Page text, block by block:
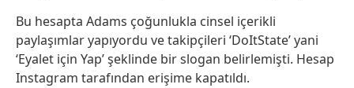
Bu hesapta Adams çoğunlukla cinsel içerikli
paylaşımlar yapıyordu ve takipçileri ‘DoItState’ yani
‘Eyalet için Yap’ şeklinde bir slogan belirlemişti. Hesap
Instagram tarafından erişime kapatıldı.